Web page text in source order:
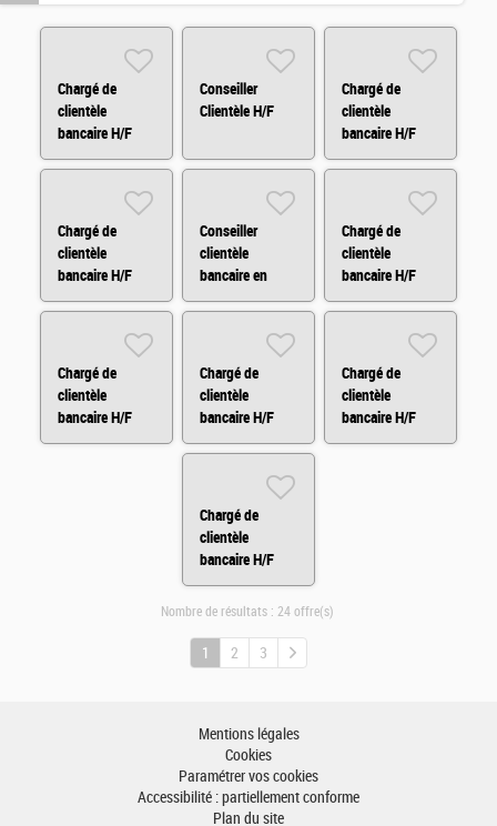
Chargé de
clientèle
bancaire H/F
Conseiller
Clientèle H/F
Chargé de
clientèle
bancaire H/F
Chargé de
clientèle
bancaire H/F
Conseiller
clientèle
bancaire en
ligne Quimper
Chargé de
clientèle
bancaire H/F
Chargé de
clientèle
bancaire H/F
Chargé de
clientèle
bancaire H/F
Chargé de
clientèle
bancaire H/F
Chargé de
clientèle
bancaire H/F
Nombre de résultats : 24 offre(s)
1 2 3
Mentions légales
Cookies
Paramétrer vos cookies
Accessibilité : partiellement conforme
Plan du site